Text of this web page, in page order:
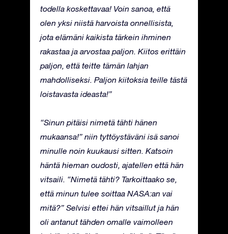
todella koskettavaa! Voin sanoa, että
olen yksi niistä harvoista onnellisista,
jota elämäni kaikista tärkein ihminen
rakastaa ja arvostaa paljon. Kiitos erittäin
paljon, että teitte tämän lahjan
mahdolliseksi. Paljon kiitoksia teille tästä
loistavasta ideasta!”
“Sinun pitäisi nimetä tähti hänen
mukaansa!” niin tyttöystäväni isä sanoi
minulle noin kuukausi sitten. Katsoin
häntä hieman oudosti, ajatellen että hän
vitsaili. “Nimetä tähti? Tarkoittaako se,
että minun tulee soittaa NASA:an vai
mitä?” Selvisi ettei hän vitsaillut ja hän
oli antanut tähden omalle vaimolleen